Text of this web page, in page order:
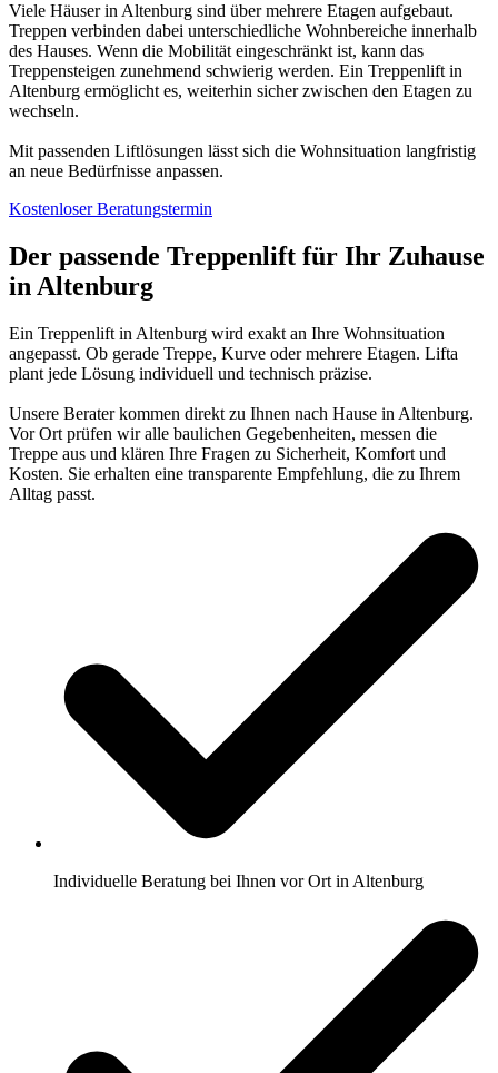
Viele Häuser in Altenburg sind über mehrere Etagen aufgebaut.
Treppen verbinden dabei unterschiedliche Wohnbereiche innerhalb
des Hauses. Wenn die Mobilität eingeschränkt ist, kann das
Treppensteigen zunehmend schwierig werden. Ein Treppenlift in
Altenburg ermöglicht es, weiterhin sicher zwischen den Etagen zu
wechseln.
Mit passenden Liftlösungen lässt sich die Wohnsituation langfristig
an neue Bedürfnisse anpassen.
Kostenloser Beratungstermin
Der passende Treppenlift für Ihr Zuhause
in Altenburg
Ein Treppenlift in Altenburg wird exakt an Ihre Wohnsituation
angepasst. Ob gerade Treppe, Kurve oder mehrere Etagen. Lifta
plant jede Lösung individuell und technisch präzise.
Unsere Berater kommen direkt zu Ihnen nach Hause in Altenburg.
Vor Ort prüfen wir alle baulichen Gegebenheiten, messen die
Treppe aus und klären Ihre Fragen zu Sicherheit, Komfort und
Kosten. Sie erhalten eine transparente Empfehlung, die zu Ihrem
Alltag passt.
Individuelle Beratung bei Ihnen vor Ort in Altenburg